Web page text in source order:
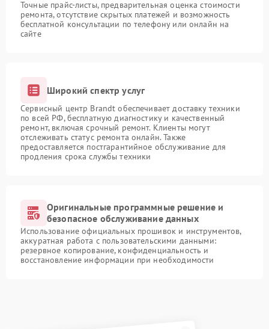
Точные прайс-листы, предварительная оценка стоимости
ремонта, отсутствие скрытых платежей и возможность
бесплатной консультации по телефону или онлайн на
сайте
Широкий спектр услуг
Сервисный центр Brandt обеспечивает доставку техники
по всей РФ, бесплатную диагностику и качественный
ремонт, включая срочный ремонт. Клиенты могут
отслеживать статус ремонта онлайн. Также
предоставляется постгарантийное обслуживание для
продления срока службы техники
Оригинальные программные решение и
безопасное обслуживание данных
Использование официальных прошивок и инструментов,
аккуратная работа с пользовательскими данными:
резервное копирование, конфиденциальность и
восстановление информации при необходимости